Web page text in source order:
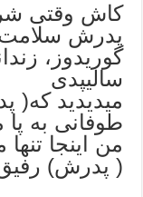
کاش وقتی
پدرش سلامت
گوریدوز،
سالیپدی
میدیدید که(
طوفانی به
من اینجا تنها
( پدرش) رفیق